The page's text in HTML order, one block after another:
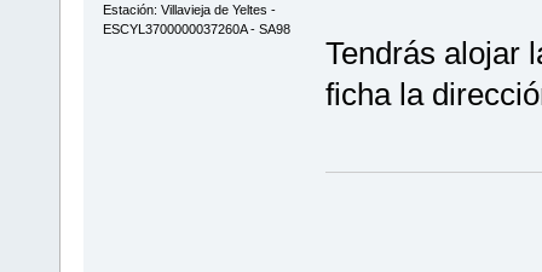
Estación: Villavieja de Yeltes -
ESCYL3700000037260A - SA98
Tendrás alojar
ficha la